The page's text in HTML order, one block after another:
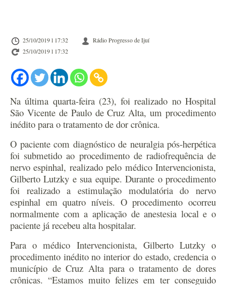
25/10/2019 l 17:32
Rádio Progresso de Ijuí
25/10/2019 l 17:32
Na última quarta-feira (23), foi realizado no Hospital
São Vicente de Paulo de Cruz Alta, um procedimento
inédito para o tratamento de dor crônica.
O paciente com diagnóstico de neuralgia pós-herpética
foi submetido ao procedimento de radiofrequência de
nervo espinhal, realizado pelo médico Intervencionista,
Gilberto Lutzky e sua equipe. Durante o procedimento
foi realizado a estimulação modulatória do nervo
espinhal em quatro níveis. O procedimento ocorreu
normalmente com a aplicação de anestesia local e o
paciente já recebeu alta hospitalar.
Para o médico Intervencionista, Gilberto Lutzky o
procedimento inédito no interior do estado, credencia o
município de Cruz Alta para o tratamento de dores
crônicas. “Estamos muito felizes em ter conseguido